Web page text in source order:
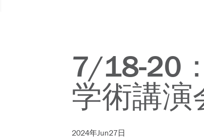
7/18-20
学術講演
2024年Jun27日